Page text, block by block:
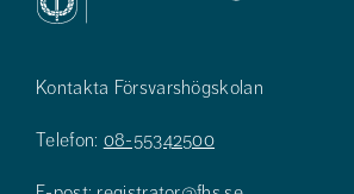
Kontakta Försvarshögskolan
Telefon: 08-55342500